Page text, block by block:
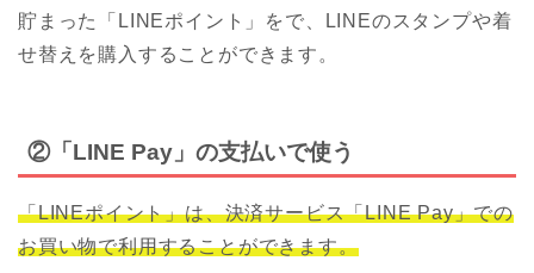
貯まった「LINEポイント」をで、LINEのスタンプや着
せ替えを購入することができます。
②「LINE Pay」の支払いで使う
「LINEポイント」は、決済サービス「LINE Pay」での
お買い物で利用することができます。